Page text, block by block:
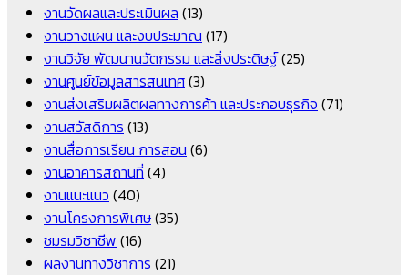
งานวัดผลและประเมินผล (13)
งานวางแผน และงบประมาณ (17)
งานวิจัย พัฒนานวัตกรรม และสิ่งประดิษฐ์(25)
งานศูนย์ข้อมูลสารสนเทศ(3)
งานส่งเสริมผลิตผลทางการค้า และประกอบธุรกิจ (71)
งานสวัสดิการ (13)
งานสื่อการเรียน การสอน (6)
งานอาคารสถานที่ (4)
งานแนะแนว (40)
งานโครงการพิเศษ(35)
ชมรมวิชาชีพ (16)
ผลงานทางวิชาการ (21)